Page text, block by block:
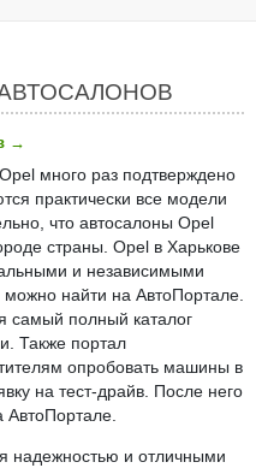
→
много раз подтверждено
практически все модели
что автосалоны Opel
страны. Opel в Харькове
и независимыми
найти на АвтоПортале.
самый полный каталог
Также портал
опробовать машины в
на тест-драйв. После него
АвтоПортале.
надежностью и отличными